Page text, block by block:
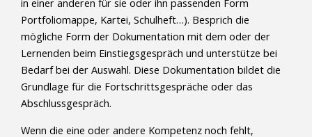
in einer anderen für sie oder ihn passenden Form
Portfoliomappe, Kartei, Schulheft…). Besprich die
mögliche Form der Dokumentation mit dem oder der
Lernenden beim Einstiegsgespräch und unterstütze bei
Bedarf bei der Auswahl. Diese Dokumentation bildet die
Grundlage für die Fortschrittsgespräche oder das
Abschlussgespräch.
Wenn die eine oder andere Kompetenz noch fehlt,